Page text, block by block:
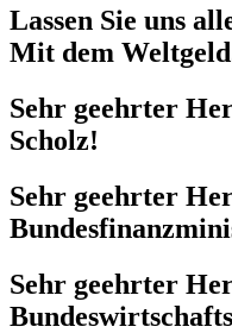
Lassen Sie uns
Mit dem
Sehr geehrter
Scholz!
Sehr geehrter
Sehr geehrter